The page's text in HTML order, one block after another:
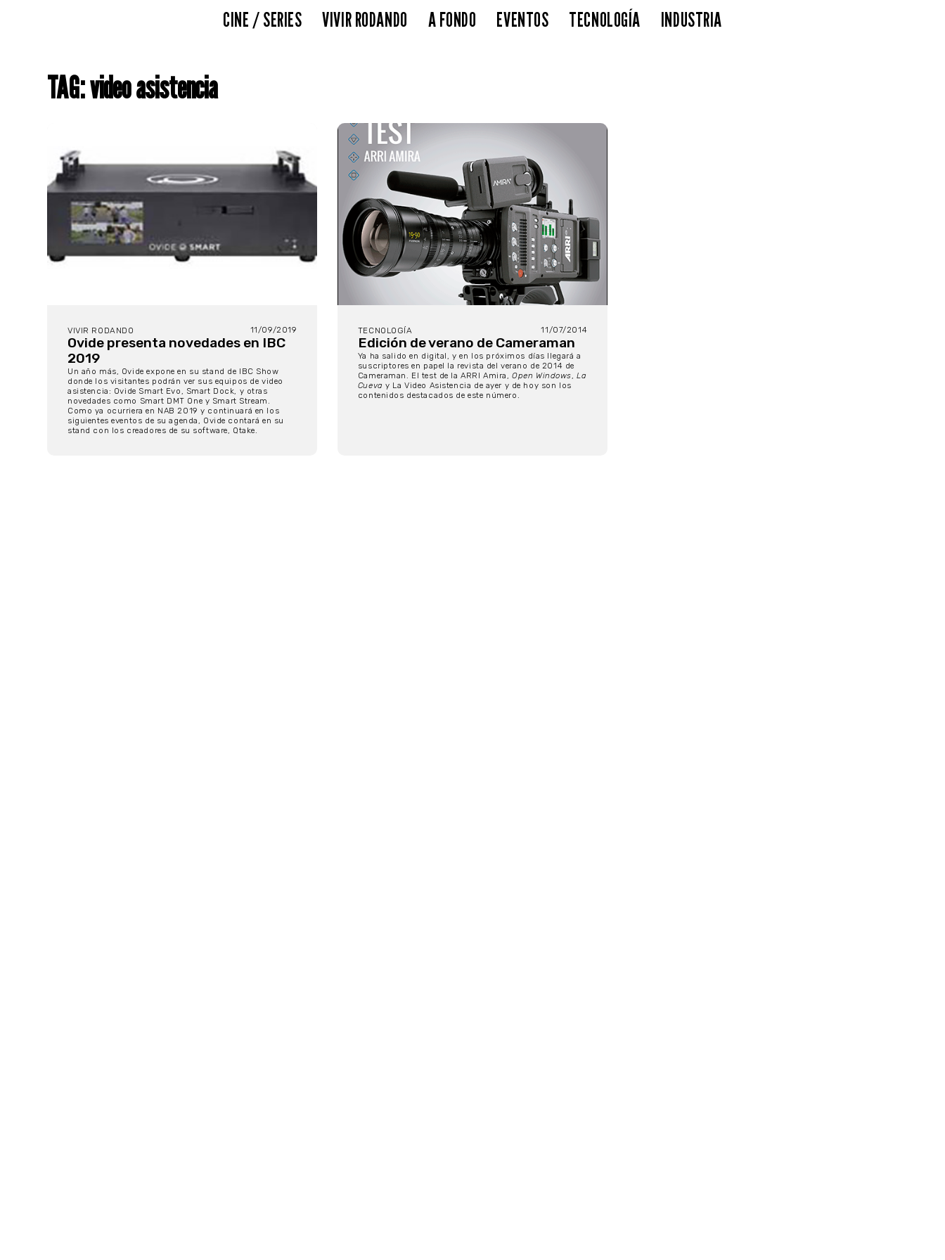
CINE / SERIES VIVIR RODANDO A FONDO EVENTOS TECNOLOGÍA INDUSTRIA
TAG: video asistencia
VIVIR RODANDO 11/09/2019
Ovide presenta novedades en IBC
2019
Un año más, Ovide expone en su stand de IBC Show
donde los visitantes podrán ver sus equipos de video
asistencia: Ovide Smart Evo, Smart Dock, y otras
novedades como Smart DMT One y Smart Stream.
Como ya ocurriera en NAB 2019 y continuará en los
siguientes eventos de su agenda, Ovide contará en su
stand con los creadores de su software, Qtake.
TECNOLOGÍA 11/07/2014
Edición de verano de Cameraman
Ya ha salido en digital, y en los próximos días llegará a
suscriptores en papel la revista del verano de 2014 de
Cameraman. El test de la ARRI Amira,Open Windows,La
Cueva y La Video Asistencia de ayer y de hoy son los
contenidos destacados de este número.